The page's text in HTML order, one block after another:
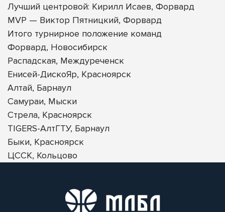
Лучший центровой: Кирилл Исаев, Форвард
MVP — Виктор Пятницкий, Форвард
Итого турнирное положение команд
Форвард, Новосибирск
Распадская, Междуреченск
Енисей-ДискоЯр, Красноярск
Алтай, Барнаул
Самураи, Мыски
Стрела, Красноярск
TIGERS-АлтГТУ, Барнаул
Быки, Красноярск
ЦССК, Кольцово